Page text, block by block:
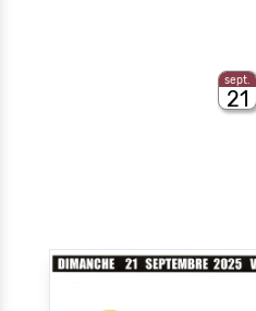
sept.
21